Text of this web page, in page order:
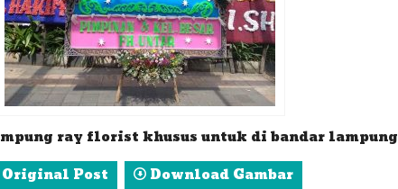
ray florist khusus untuk di bandar lampung
Original Post
Download Gambar